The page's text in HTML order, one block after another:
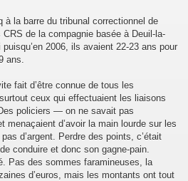
la barre du tribunal correctionnel de
CRS de la compagnie basée à Deuil-la-
2006, ils avaient 22-23 ans pour
ans.
fait d’être connue de tous les
ceux qui effectuaient les liaisons
policiers — on ne savait pas
menaçaient d’avoir la main lourde sur les
d’argent. Perdre des points, c’était
conduire et donc son gagne-pain.
Pas des sommes faramineuses, la
d’euros, mais les montants ont tout
DROIT D'ASILE